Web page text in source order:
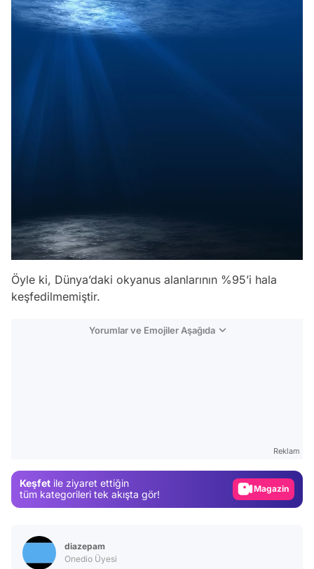
Öyle ki, Dünya’daki okyanus alanlarının %95’i hala
keşfedilmemiştir.
Yorumlar ve Emojiler Aşağıda
Reklam
Keşfet ile ziyaret ettiğin
tüm kategorileri tek akışta gör!
Video
diazepam
Onedio Üyesi